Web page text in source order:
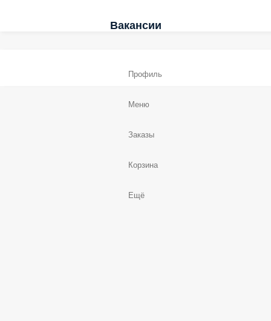
Вакансии
Профиль
Меню
Заказы
Корзина
Ещё